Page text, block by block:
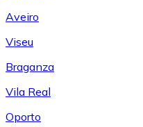
Aveiro
Viseu
Braganza
Vila Real
Oporto